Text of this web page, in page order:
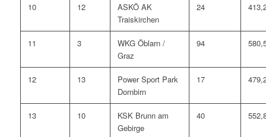
10 12
ASKÖ AK
Traiskirchen
24
11 3
WKG Öblarn /
Graz
94
12 13
Power Sport Park
Dornbirn
17
13 10
KSK Brunn am
Gebirge
40